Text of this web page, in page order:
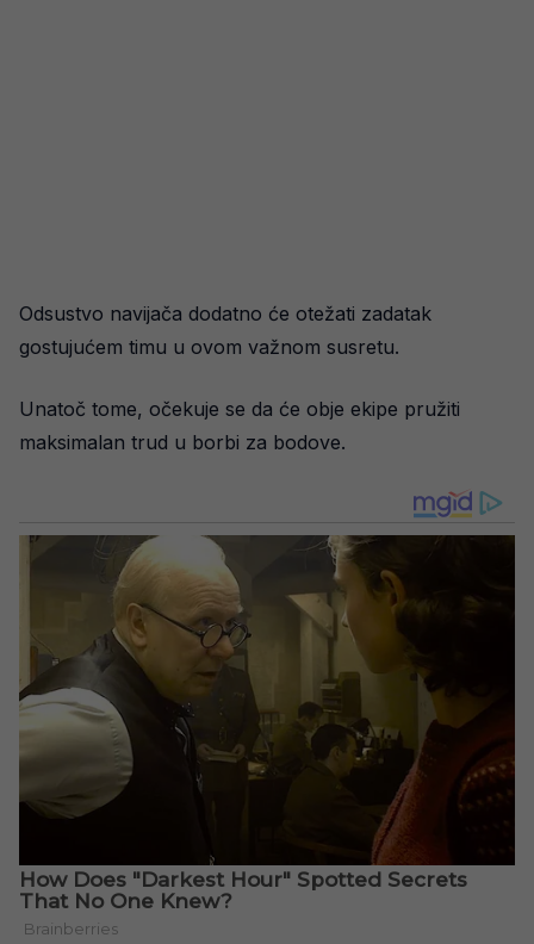
Odsustvo navijača dodatno će otežati zadatak
gostujućem timu u ovom važnom susretu.
Unatoč tome, očekuje se da će obje ekipe pružiti
maksimalan trud u borbi za bodove.